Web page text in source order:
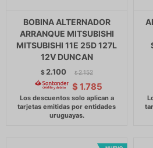
BOBINA ALTERNADOR
ARRANQUE MITSUBISHI
MITSUBISHI 11E 25D 127L
12V DUNCAN
$ 2.100 $ 2.152
$ 1.785